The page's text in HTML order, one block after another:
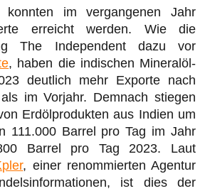
konnten im vergangenen Jahr
erreicht werden. Wie die
The Independent dazu vor
, haben die indischen Mineralöl-
deutlich mehr Exporte nach
im Vorjahr. Demnach stiegen
Erdölprodukten aus Indien um
111.000 Barrel pro Tag im Jahr
Barrel pro Tag 2023. Laut
, einer renommierten Agentur
ist dies der